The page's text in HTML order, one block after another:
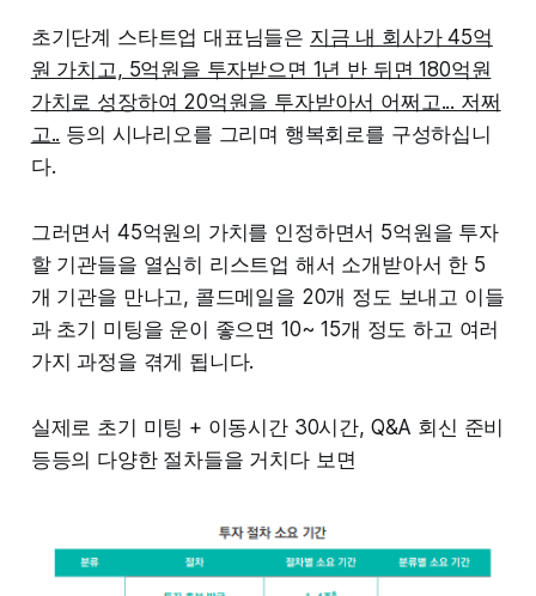
초기단계 스타트업 대표님들은 지금 내 회사가 45억
원 가치고, 5억원을 투자받으면 1년 반 뒤면 180억원
가치로 성장하여 20억원을 투자받아서 어쩌고... 저쩌
고.. 등의 시나리오를 그리며 행복회로를 구성하십니
다.
그러면서 45억원의 가치를 인정하면서 5억원을 투자
할 기관들을 열심히 리스트업 해서 소개받아서 한 5
개 기관을 만나고, 콜드메일을 20개 정도 보내고 이들
과 초기 미팅을 운이 좋으면 10~ 15개 정도 하고 여러
가지 과정을 겪게 됩니다.
실제로 초기 미팅 + 이동시간 30시간, Q&A 회신 준비
등등의 다양한 절차들을 거치다 보면